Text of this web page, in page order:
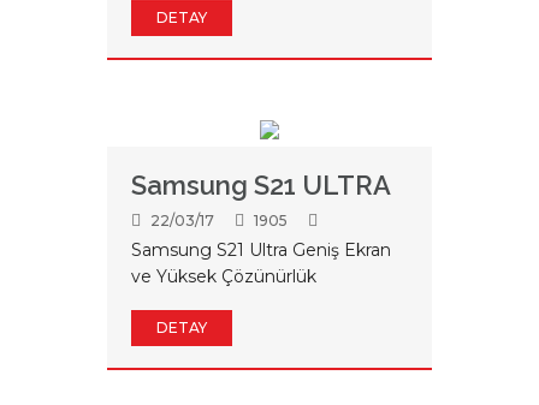
DETAY
Samsung S21 ULTRA
22/03/17 1905
Samsung S21 Ultra Geniş Ekran
ve Yüksek Çözünürlük
DETAY